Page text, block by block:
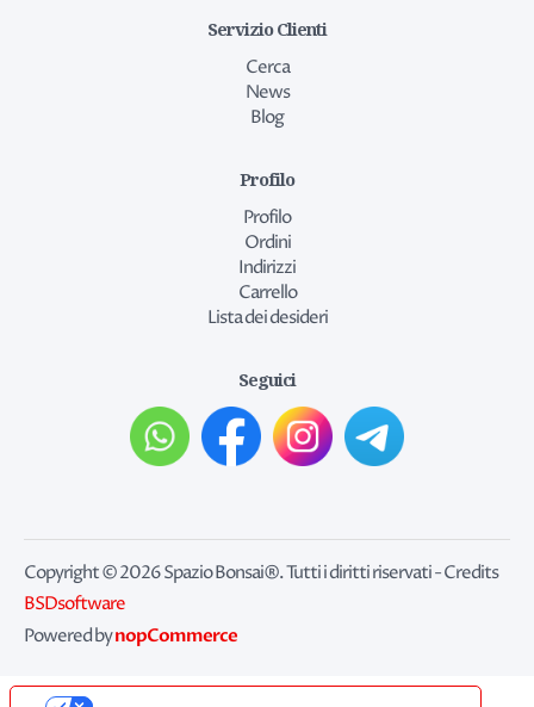
Servizio Clienti
Cerca
News
Blog
Profilo
Profilo
Ordini
Indirizzi
Carrello
Lista dei desideri
Seguici
Copyright © 2026 Spazio Bonsai®. Tutti i diritti riservati - Credits
BSDsoftware
Powered bynopCommerce